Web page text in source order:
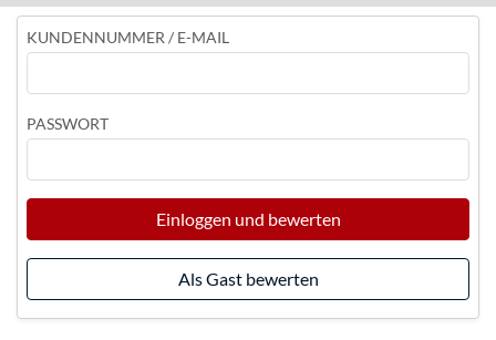
KUNDENNUMMER / E-MAIL
PASSWORT
Einloggen und bewerten
Als Gast bewerten